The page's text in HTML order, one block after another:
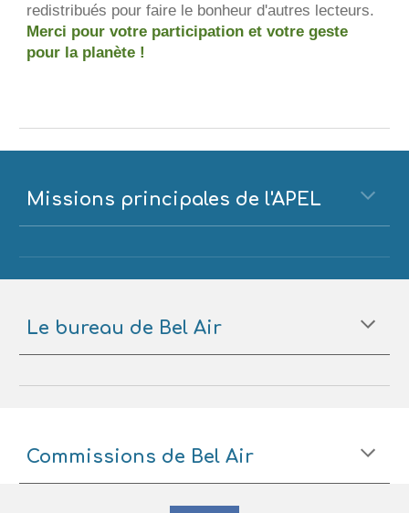
redistribués pour faire le bonheur d'autres lecteurs.
Merci pour votre participation et votre geste
pour la planète !
Missions principales de l'APEL
Le bureau de Bel Air
Commissions de Bel Air